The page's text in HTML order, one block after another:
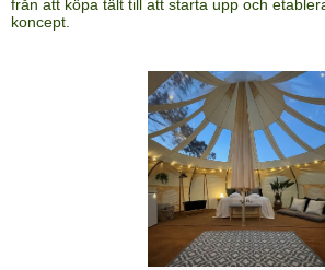
från att köpa tält till att starta upp och
koncept.